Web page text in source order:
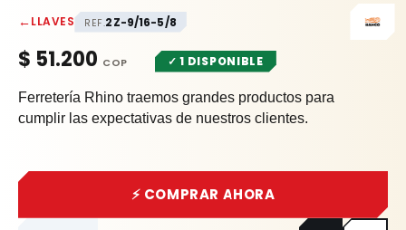
←LLAVES REF.2Z-9/16-5/8
$ 51.200 ✓ 1 DISPONIBLE
Ferretería Rhino traemos grandes productos para
cumplir las expectativas de nuestros clientes.
⚡ COMPRAR AHORA